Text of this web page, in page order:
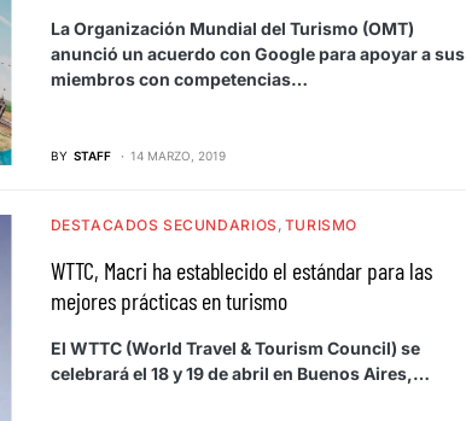
La Organización Mundial del Turismo (OMT)
anunció un acuerdo con Google para apoyar a sus
miembros con competencias…
BY STAFF 14 MARZO, 2019
DESTACADOS SECUNDARIOS TURISMO
WTTC, Macri ha establecido el estándar para las
mejores prácticas en turismo
El WTTC (World Travel & Tourism Council) se
celebrará el 18 y 19 de abril en Buenos Aires,…